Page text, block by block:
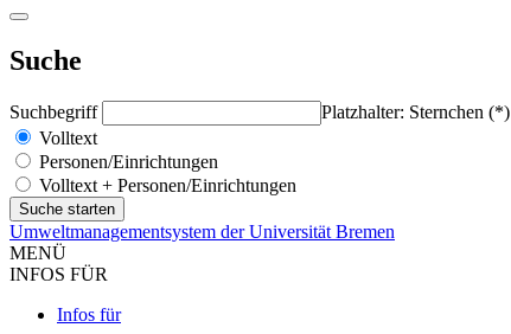
Suche
Suchbegriff
Platzhalter: Sternchen (*)
Volltext
Personen/Einrichtungen
Volltext + Personen/Einrichtungen
Umweltmanagementsystem der Universität Bremen
MENÜ
INFOS FÜR
Infos für